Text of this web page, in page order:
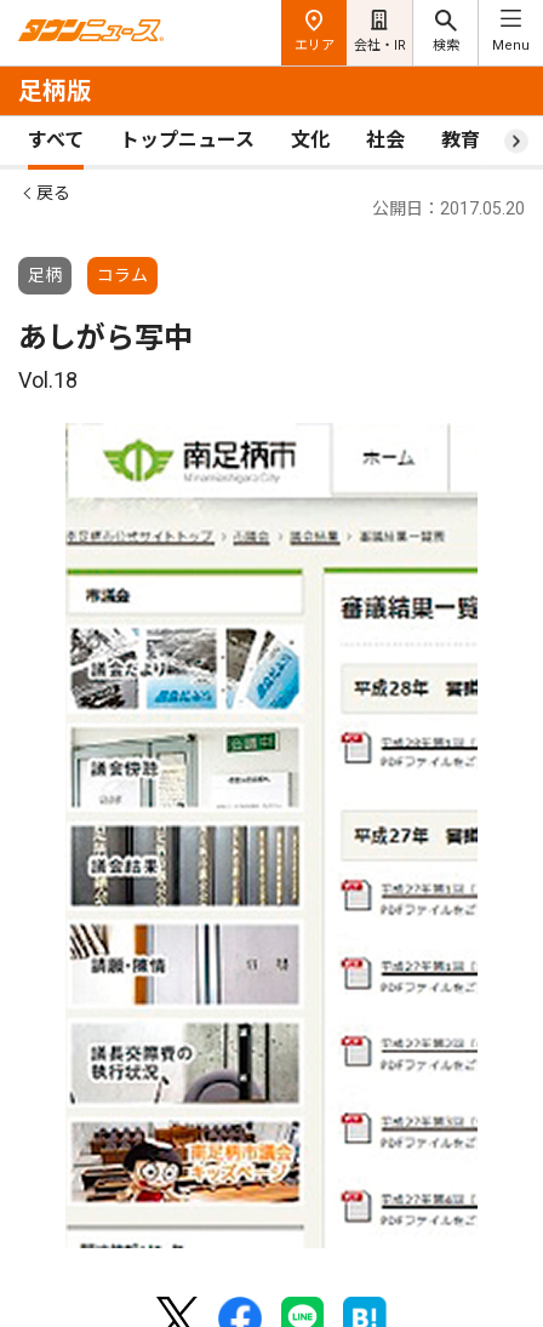
エリア 会社・IR 検索 Menu
足柄版
すべて トップニュース 文化 社会 教育 ス
戻る
足柄 コラム
公開日：2017.05.20
あしがら写中
Vol.18